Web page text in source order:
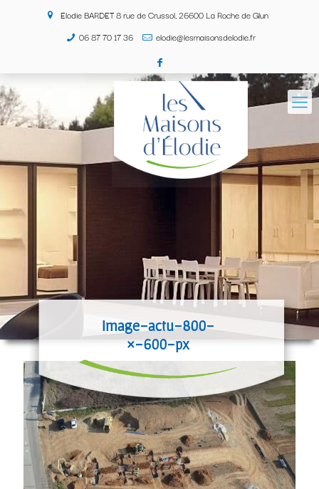
Elodie BARDET 8 rue de Crussol, 26600 La Roche de Glun
06 87 70 17 36
elodie@lesmaisonsdelodie.fr
Image-actu-800-
×-600-px